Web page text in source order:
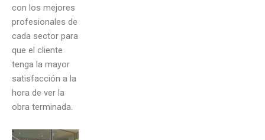
con los mejores
profesionales de
cada sector para
que el cliente
tenga la mayor
satisfacción a la
hora de ver la
obra terminada.